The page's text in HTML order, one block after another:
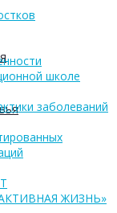
школе
заболеваний
ЖИЗНЬ»